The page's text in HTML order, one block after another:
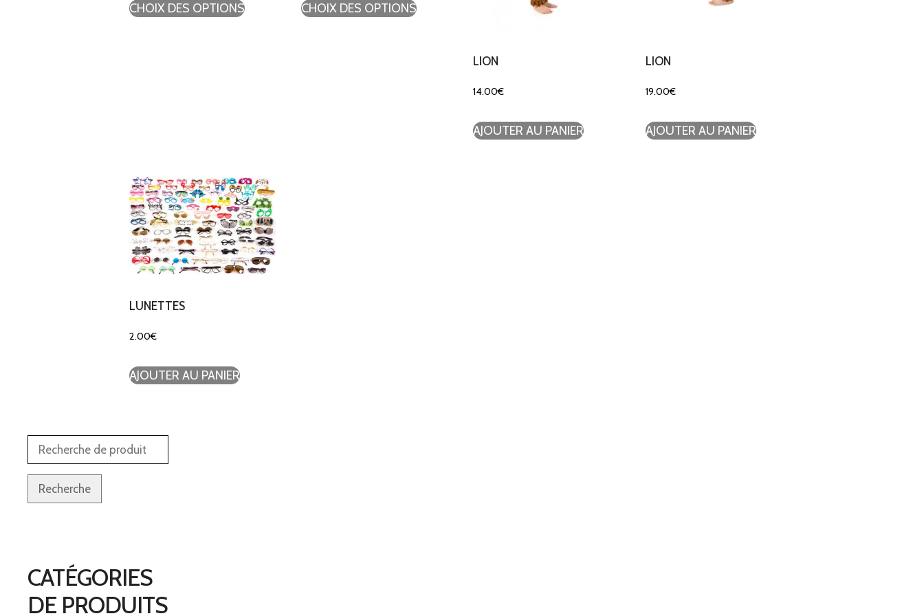
CHOIX DES OPTIONS CHOIX DES OPTIONS
LION
14.00€
AJOUTER AU PANIER
LION
19.00€
AJOUTER AU PANIER
LUNETTES
2.00€
AJOUTER AU PANIER
Recherche
CATÉGORIES
DE PRODUITS